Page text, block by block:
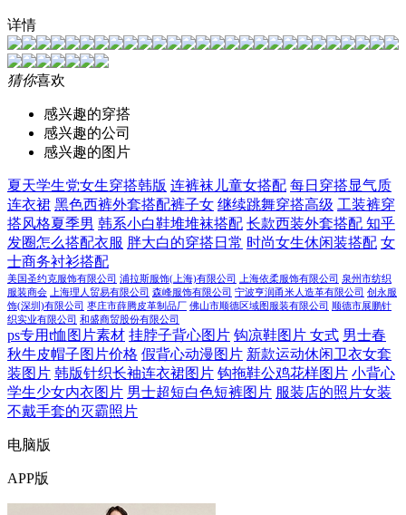
详情
猜你喜欢
感兴趣的穿搭
感兴趣的公司
感兴趣的图片
夏天学生党女生穿搭韩版 连裤袜儿童女搭配 每日穿搭显气质
连衣裙 黑色西裤外套搭配裤子女 继续跳舞穿搭高级 工装裤穿
搭风格夏季男 韩系小白鞋堆堆袜搭配 长款西装外套搭配 知乎
发圈怎么搭配衣服 胖大白的穿搭日常 时尚女生休闲装搭配 女
士商务衬衫搭配
美国圣约克服饰有限公司 浦拉斯服饰(上海)有限公司 上海依柔服饰有限公司 泉州市纺织
服装商会
上海理人贸易有限公司 森峰服饰有限公司 宁波亨润甬米人造革有限公司 创永服
饰(深圳)有限公司 枣庄市薛腾皮革制品厂 佛山市顺德区域图服装有限公司 顺德市展鹏针
织实业有限公司 和盛商贸股份有限公司
ps专用t恤图片素材 挂脖子背心图片 钩凉鞋图片 女式 男士春
秋牛皮帽子图片价格 假背心动漫图片 新款运动休闲卫衣女套
装图片 韩版针织长袖连衣裙图片 钩拖鞋公鸡花样图片 小背心
学生少女内衣图片 男士超短白色短裤图片 服装店的照片女装
不戴手套的灭霸照片
电脑版
APP版